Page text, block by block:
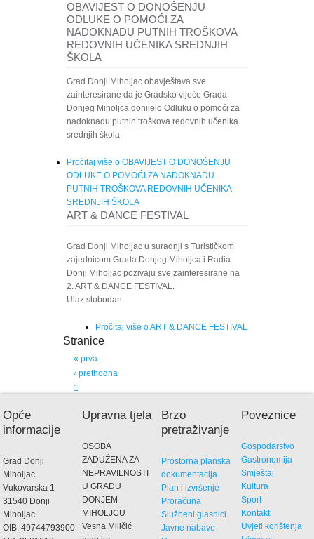
OBAVIJEST O DONOŠENJU
ODLUKE O POMOĆI ZA
NADOKNADU PUTNIH TROŠKOVA
REDOVNIH UČENIKA SREDNJIH
ŠKOLA
Grad Donji Miholjac obavještava sve
zainteresirane da je Gradsko vijeće Grada
Donjeg Miholjca donijelo Odluku o pomoći za
nadoknadu putnih troškova redovnih učenika
srednjih škola.
Pročitaj više o OBAVIJEST O DONOŠENJU
ODLUKE O POMOĆI ZA NADOKNADU
PUTNIH TROŠKOVA REDOVNIH UČENIKA
SREDNJIH ŠKOLA
ART & DANCE FESTIVAL
Grad Donji Miholjac u suradnji s Turističkom
zajednicom Grada Donjeg Miholjca i Radia
Donji Miholjac pozivaju sve zainteresirane na
2. ART & DANCE FESTIVAL.
Ulaz slobodan.
Pročitaj višeo ART & DANCE FESTIVAL
Stranice
« prva
‹ prethodna
1
sljedeća ›
Opće
informacije
Grad Donji
Miholjac
Vukovarska 1
31540 Donji
Miholjac
OIB: 49744793900
Upravna tjela
OSOBA
ZADUŽENA ZA
NEPRAVILNOSTI
U GRADU
DONJEM
MIHOLJCU
Vesna Miličić
Brzo
pretraživanje
Prostorna planska
dokumentacija
Plan i izvršenje
Proračuna
Službeni glasnici
Javne nabave
Poveznice
Gospodarstvo
Gastronomija
Smještaj
Kultura
Sport
Kontakt
Uvjeti korištenja